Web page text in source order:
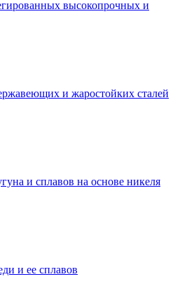
высокопрочных и
и жаростойких сталей
и сплавов на основе никеля
и ее сплавов